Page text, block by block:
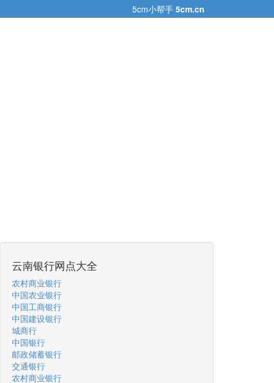
5cm小帮手 5cm.cn
云南银行网点大全
农村商业银行
中国农业银行
中国工商银行
中国建设银行
城商行
中国银行
邮政储蓄银行
交通银行
农村商业银行